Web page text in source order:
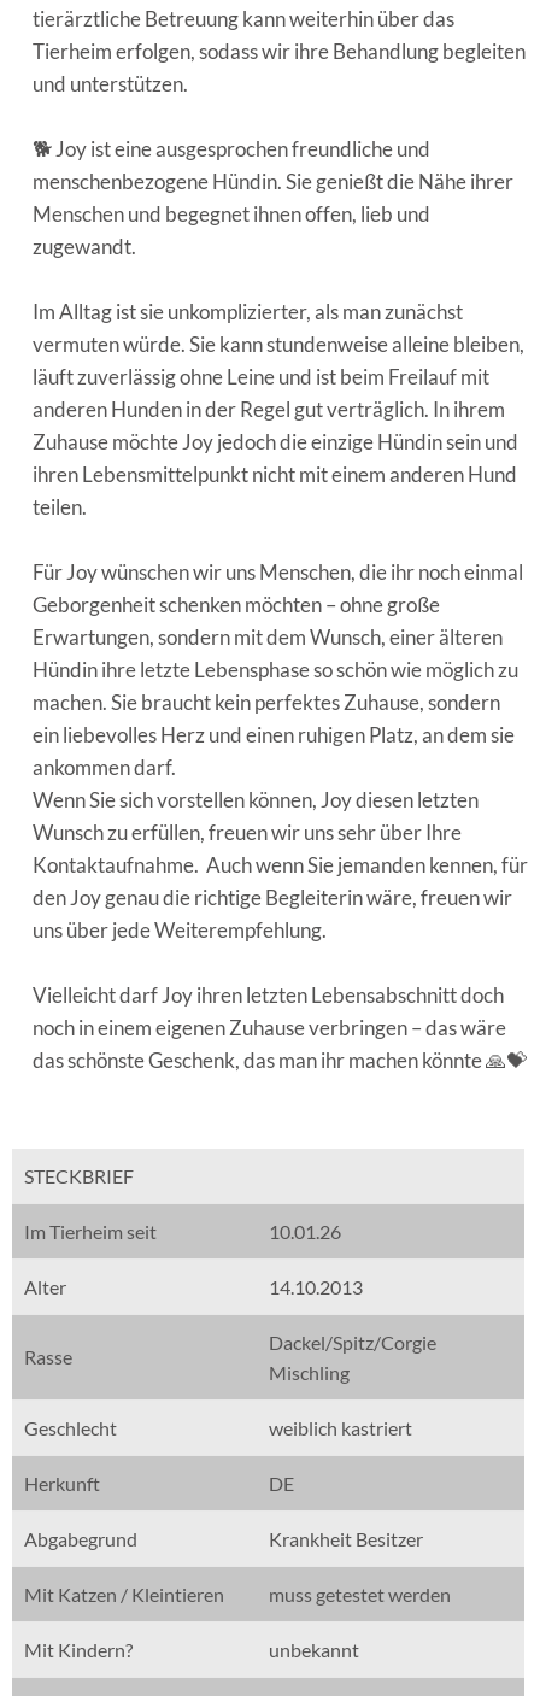
tierärztliche Betreuung kann weiterhin über das
Tierheim erfolgen, sodass wir ihre Behandlung begleiten
und unterstützen.
🐕 Joy ist eine ausgesprochen freundliche und
menschenbezogene Hündin. Sie genießt die Nähe ihrer
Menschen und begegnet ihnen offen, lieb und
zugewandt.
Im Alltag ist sie unkomplizierter, als man zunächst
vermuten würde. Sie kann stundenweise alleine bleiben,
läuft zuverlässig ohne Leine und ist beim Freilauf mit
anderen Hunden in der Regel gut verträglich. In ihrem
Zuhause möchte Joy jedoch die einzige Hündin sein und
ihren Lebensmittelpunkt nicht mit einem anderen Hund
teilen.
Für Joy wünschen wir uns Menschen, die ihr noch einmal
Geborgenheit schenken möchten – ohne große
Erwartungen, sondern mit dem Wunsch, einer älteren
Hündin ihre letzte Lebensphase so schön wie möglich zu
machen. Sie braucht kein perfektes Zuhause, sondern
ein liebevolles Herz und einen ruhigen Platz, an dem sie
ankommen darf.
Wenn Sie sich vorstellen können, Joy diesen letzten
Wunsch zu erfüllen, freuen wir uns sehr über Ihre
Kontaktaufnahme. Auch wenn Sie jemanden kennen, für
den Joy genau die richtige Begleiterin wäre, freuen wir
uns über jede Weiterempfehlung.
Vielleicht darf Joy ihren letzten Lebensabschnitt doch
noch in einem eigenen Zuhause verbringen – das wäre
das schönste Geschenk, das man ihr machen könnte 🙏💝
STECKBRIEF
Im Tierheim seit 10.01.26
Alter 14.10.2013
Rasse
Dackel/Spitz/Corgie
Mischling
Geschlecht weiblich kastriert
Herkunft DE
Abgabegrund Krankheit Besitzer
Mit Katzen / Kleintieren muss getestet werden
Mit Kindern? unbekannt